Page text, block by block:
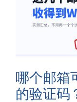
哪个邮箱
的验证码